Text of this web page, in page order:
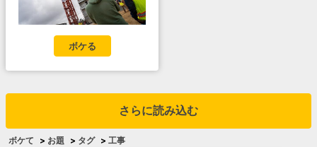
ボケる
さらに読み込む
ボケて > お題 > タグ > 工事